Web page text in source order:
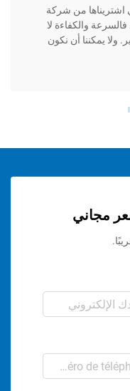
اشتريناها من شركة
والكفاءة لا
ولا يمكننا أن نكون
مجاني